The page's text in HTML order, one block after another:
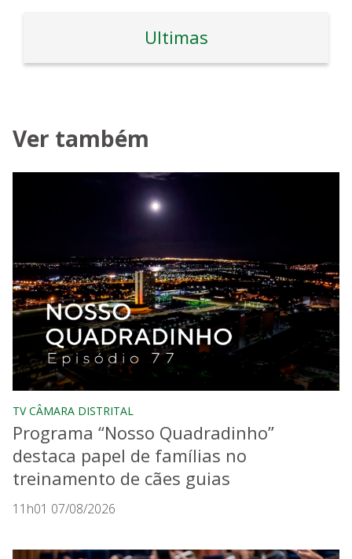
Ultimas
Ver também
TV CÂMARA DISTRITAL
Programa “Nosso Quadradinho”
destaca papel de famílias no
treinamento de cães guias
11h01 07/08/2026